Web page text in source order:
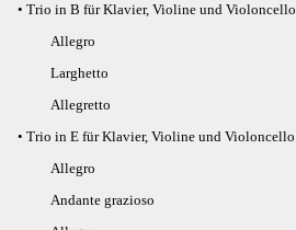
• Trio in B für Klavier, Violine und Violoncello
Allegro
Larghetto
Allegretto
• Trio in E für Klavier, Violine und Violoncello
Allegro
Andante grazioso